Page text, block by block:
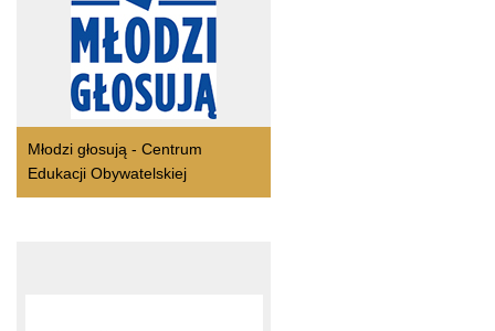
Młodzi głosują - Centrum
Edukacji Obywatelskiej